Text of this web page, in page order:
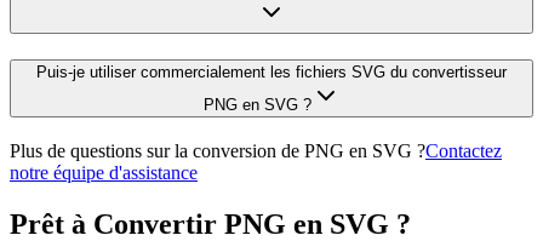
Puis-je utiliser commercialement les fichiers SVG du convertisseur
PNG en SVG ?
Plus de questions sur la conversion de PNG en SVG ?Contactez
notre équipe d'assistance
Prêt à Convertir PNG en SVG ?